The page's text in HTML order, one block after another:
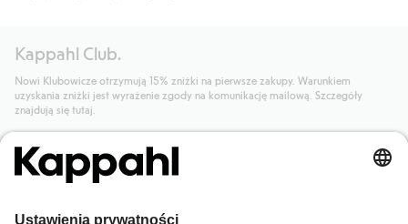
Kappahl Club.
Nowi Klubowicze otrzymują 15% zniżki na pierwsze zakupy. Warunkiem
uzyskania zniżki jest wyrażenie zgody na komunikację mailową. Szczegóły
znajdują się tutaj.